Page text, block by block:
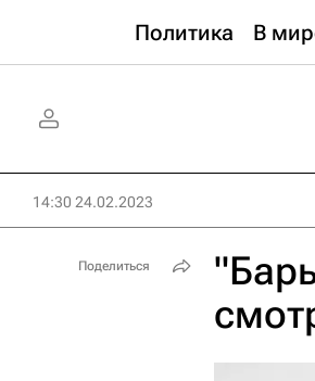
Политика В
14:30 24.02.2023
Поделиться